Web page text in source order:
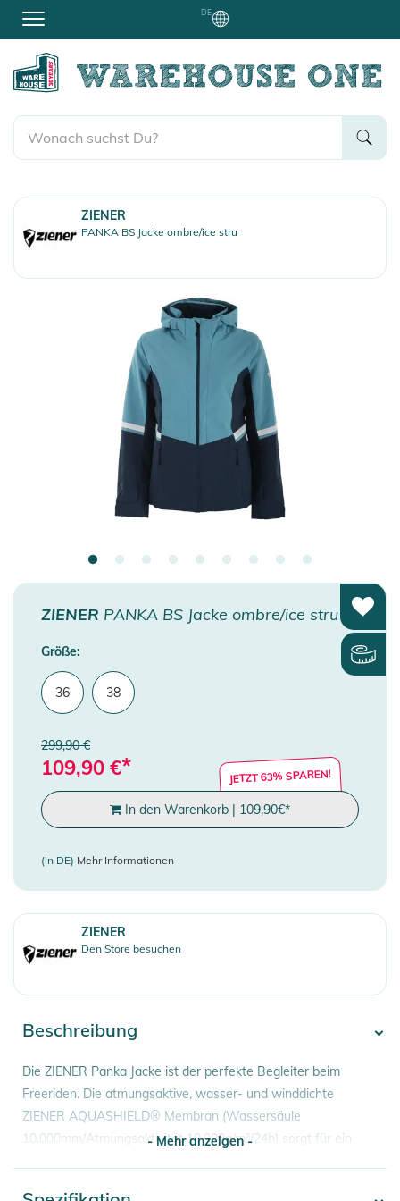
DE
ZIENER
PANKA BS Jacke ombre/ice stru
ZIENER PANKA BS Jacke ombre/ice stru
Größe:
36 38
299,90 €
109,90 €* JETZT 63% SPAREN!
In den Warenkorb | 109,90€*
(in DE) Mehr Informationen
ZIENER
Den Store besuchen
Beschreibung
Die ZIENER Panka Jacke ist der perfekte Begleiter beim
Freeriden. Die atmungsaktive, wasser- und winddichte
ZIENER AQUASHIELD® Membran (Wassersäule
10.000mm/Atmungsaktivität 10.000g/m²/24h) sorgt für ein
- Mehr anzeigen -